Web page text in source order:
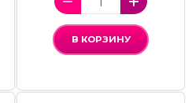
В КОРЗИНУ